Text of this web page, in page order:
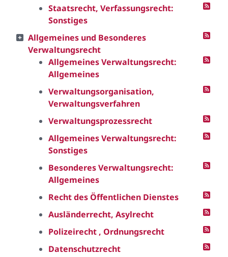
Staatsrecht, Verfassungsrecht:
Sonstiges
Allgemeines und Besonderes
Verwaltungsrecht
Allgemeines Verwaltungsrecht:
Allgemeines
Verwaltungsorganisation,
Verwaltungsverfahren
Verwaltungsprozessrecht
Allgemeines Verwaltungsrecht:
Sonstiges
Besonderes Verwaltungsrecht:
Allgemeines
Recht des Öffentlichen Dienstes
Ausländerrecht, Asylrecht
Polizeirecht , Ordnungsrecht
Datenschutzrecht